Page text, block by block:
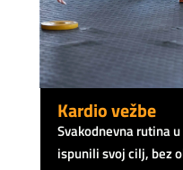
Kardio vežbe
Svakodnevna rutina
ispunili svoj cilj, bez